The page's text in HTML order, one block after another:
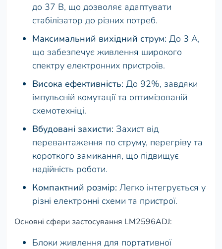
до 37 В, що дозволяє адаптувати
стабілізатор до різних потреб.
Максимальний вихідний струм: До 3 А,
що забезпечує живлення широкого
спектру електронних пристроїв.
Висока ефективність: До 92%, завдяки
імпульсній комутації та оптимізованій
схемотехніці.
Вбудовані захисти: Захист від
перевантаження по струму, перегріву та
короткого замикання, що підвищує
надійність роботи.
Компактний розмір: Легко інтегрується у
різні електронні схеми та пристрої.
Основні сфери застосування LM2596ADJ:
Блоки живлення для портативної